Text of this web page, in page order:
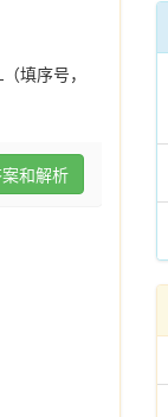
（填序号，
和解析